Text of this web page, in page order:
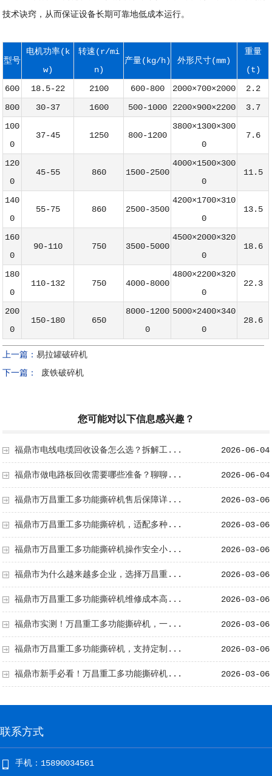
技术诀窍，从而保证设备长期可靠地低成本运行。
型号
电机功率(k
w)
转速(r/mi
n)
产量(kg/h) 外形尺寸(mm)
重量
(t)
600
18.5-22 2100 600-800 2000×700×2000
2.2
800
30-37 1600 500-1000 2200×900×2200
3.7
100
0
37-45 1250 800-1200
3800×1300×300
0
7.6
120
0
45-55 860 1500-2500
4000×1500×300
0
11.5
140
0
55-75 860 2500-3500
4200×1700×310
0
13.5
160
0
90-110 750 3500-5000
4500×2000×320
0
18.6
180
0
110-132 750 4000-8000
4800×2200×320
0
22.3
200
0
150-180 650
8000-1200
0
5000×2400×340
0
28.6
上一篇：易拉罐破碎机
下一篇：
废铁破碎机
您可能对以下信息感兴趣？
2026-06-04
福鼎市电线电缆回收设备怎么选？拆解工...
2026-06-04
福鼎市做电路板回收需要哪些准备？聊聊...
2026-03-06
福鼎市万昌重工多功能撕碎机售后保障详...
2026-03-06
福鼎市万昌重工多功能撕碎机，适配多种...
2026-03-06
福鼎市万昌重工多功能撕碎机操作安全小...
2026-03-06
福鼎市为什么越来越多企业，选择万昌重...
2026-03-06
福鼎市万昌重工多功能撕碎机维修成本高...
2026-03-06
福鼎市实测！万昌重工多功能撕碎机，一...
2026-03-06
福鼎市万昌重工多功能撕碎机，支持定制...
2026-03-06
福鼎市新手必看！万昌重工多功能撕碎机...
联系方式
手机：15890034561